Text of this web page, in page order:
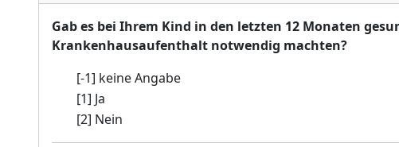
Gab es bei Ihrem Kind in den letzten 12 Monaten
Krankenhausaufenthalt notwendig machten?
[-1] keine Angabe
[1] Ja
[2] Nein